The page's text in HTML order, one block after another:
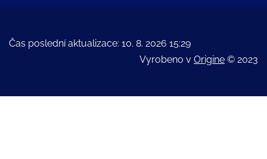
Čas poslední aktualizace: 10. 8. 2026 15:29
Vyrobeno v Origine © 2023